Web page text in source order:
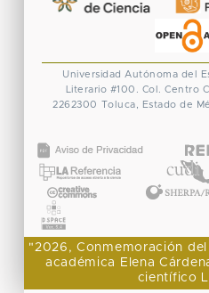
Universidad Autónoma del
Literario #100. Col. Centro
2262300 Toluca, Estado de
"2026, Conmemoración
académica Elena
científico